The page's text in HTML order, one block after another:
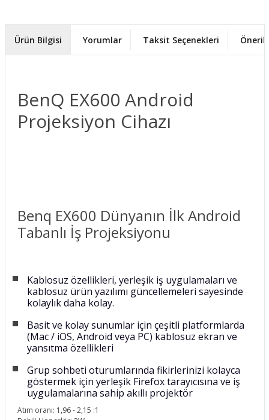
Ürün Bilgisi Yorumlar Taksit Seçenekleri
BenQ EX600 Android
Projeksiyon Cihazı
Benq EX600 Dünyanın İlk Android
Tabanlı İş Projeksiyonu
Kablosuz özellikleri, yerleşik iş uygulamaları ve
kablosuz ürün yazılımı güncellemeleri sayesinde
kolaylık daha kolay.
Basit ve kolay sunumlar için çeşitli platformlarda
(Mac / iOS, Android veya PC) kablosuz ekran ve
yansıtma özellikleri
Grup sohbeti oturumlarında fikirlerinizi kolayca
göstermek için yerleşik Firefox tarayıcısına ve iş
uygulamalarına sahip akıllı projektör
Atım oranı: 1,96 - 2,15 :1